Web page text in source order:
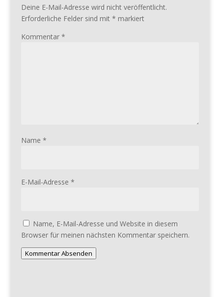
Deine E-Mail-Adresse wird nicht veröffentlicht.
Erforderliche Felder sind mit * markiert
Kommentar *
Name *
E-Mail-Adresse *
Name, E-Mail-Adresse und Website in diesem
Browser für meinen nächsten Kommentar speichern.
Kommentar Absenden